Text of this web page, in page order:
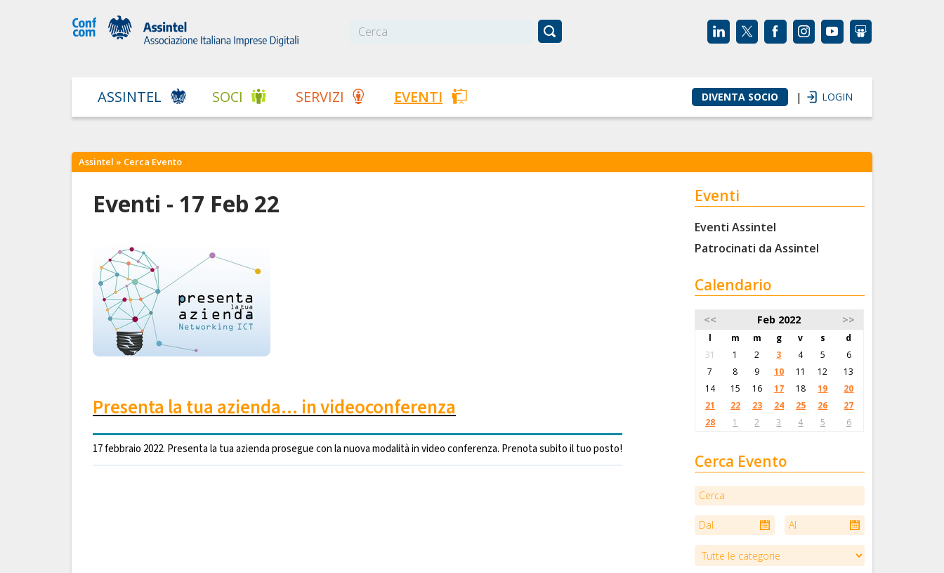
ASSINTEL SOCI SERVIZI EVENTI DIVENTA SOCIO | LOGIN
Assintel » Cerca Evento
Eventi - 17 Feb 22
Presenta la tua azienda... in videoconferenza
17 febbraio 2022. Presenta la tua azienda prosegue con la nuova modalità in video conferenza. Prenota subito il tuo posto!
Eventi
Eventi Assintel
Patrocinati da Assintel
Calendario
<< Feb 2022 >>
l m m g v s
d
31
1 2 3 4 5
6
7
8 9 10 11 12
13
14
15 16 17 18 19
20
21
22 23 24 25 26
27
28
1 2 3 4 5 6
Cerca Evento